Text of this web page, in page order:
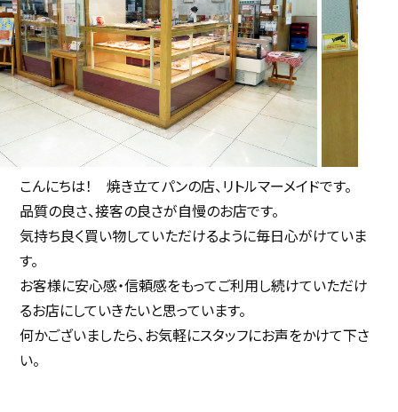
こんにちは！ 焼き立てパンの店、リトルマーメイドです。
品質の良さ、接客の良さが自慢のお店です。
気持ち良く買い物していただけるように毎日心がけていま
す。
お客様に安心感・信頼感をもってご利用し続けていただけ
るお店にしていきたいと思っています。
何かございましたら、お気軽にスタッフにお声をかけて下さ
い。